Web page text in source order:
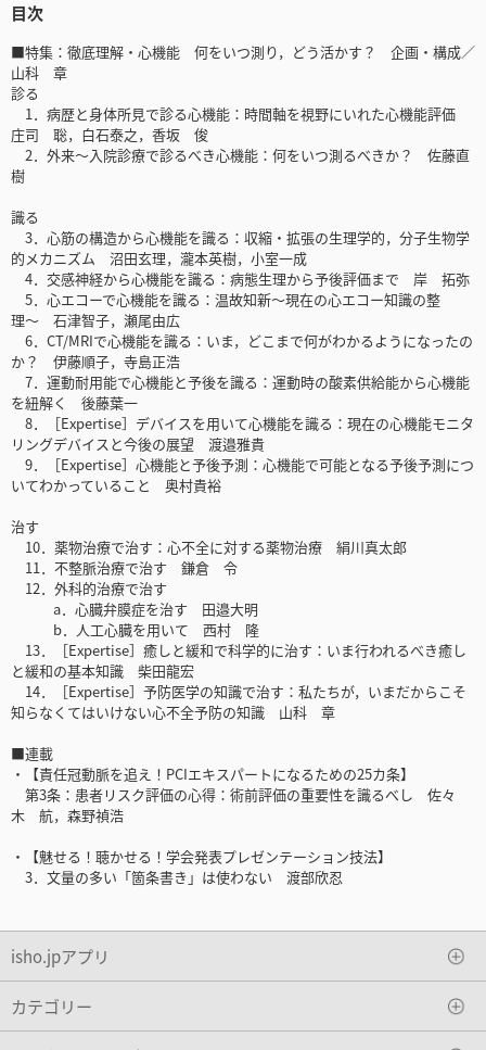
目次
■特集：徹底理解・心機能 何をいつ測り，どう活かす？ 企画・構成／
山科 章
診る
1．病歴と身体所見で診る心機能：時間軸を視野にいれた心機能評価
庄司 聡，白石泰之，香坂 俊
2．外来〜入院診療で診るべき心機能：何をいつ測るべきか？ 佐藤直
樹
識る
3．心筋の構造から心機能を識る：収縮・拡張の生理学的，分子生物学
的メカニズム 沼田玄理，瀧本英樹，小室一成
4．交感神経から心機能を識る：病態生理から予後評価まで 岸 拓弥
5．心エコーで心機能を識る：温故知新〜現在の心エコー知識の整
理〜 石津智子，瀬尾由広
6．CT/MRIで心機能を識る：いま，どこまで何がわかるようになったの
か？ 伊藤順子，寺島正浩
7．運動耐用能で心機能と予後を識る：運動時の酸素供給能から心機能
を紐解く 後藤葉一
8．［Expertise］デバイスを用いて心機能を識る：現在の心機能モニタ
リングデバイスと今後の展望 渡邉雅貴
9．［Expertise］心機能と予後予測：心機能で可能となる予後予測につ
いてわかっていること 奥村貴裕
治す
10．薬物治療で治す：心不全に対する薬物治療 絹川真太郎
11．不整脈治療で治す 鎌倉 令
12．外科的治療で治す
a．心臓弁膜症を治す 田邉大明
b．人工心臓を用いて 西村 隆
13．［Expertise］癒しと緩和で科学的に治す：いま行われるべき癒し
と緩和の基本知識 柴田龍宏
14．［Expertise］予防医学の知識で治す：私たちが，いまだからこそ
知らなくてはいけない心不全予防の知識 山科 章
■連載
・【責任冠動脈を追え！PCIエキスパートになるための25カ条】
第3条：患者リスク評価の心得：術前評価の重要性を識るべし 佐々
木 航，森野禎浩
・【魅せる！聴かせる！学会発表プレゼンテーション技法】
3．文量の多い「箇条書き」は使わない 渡部欣忍
isho.jpアプリ
カテゴリー